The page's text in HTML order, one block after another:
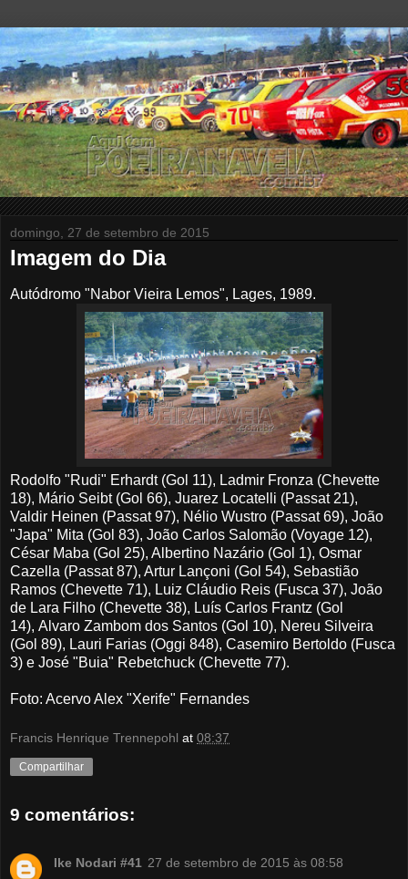
domingo, 27 de setembro de 2015
Imagem do Dia
Autódromo "Nabor Vieira Lemos", Lages, 1989.
Rodolfo "Rudi" Erhardt (Gol 11), Ladmir Fronza (Chevette
18), Mário Seibt (Gol 66), Juarez Locatelli (Passat 21),
Valdir Heinen (Passat 97), Nélio Wustro (Passat 69), João
"Japa" Mita (Gol 83), João Carlos Salomão (Voyage 12),
César Maba (Gol 25), Albertino Nazário (Gol 1), Osmar
Cazella (Passat 87), Artur Lançoni (Gol 54), Sebastião
Ramos (Chevette 71), Luiz Cláudio Reis (Fusca 37), João
de Lara Filho (Chevette 38), Luís Carlos Frantz (Gol
14), Alvaro Zambom dos Santos (Gol 10), Nereu Silveira
(Gol 89), Lauri Farias (Oggi 848), Casemiro Bertoldo (Fusca
3) e José "Buia" Rebetchuck (Chevette 77).
Foto: Acervo Alex "Xerife" Fernandes
Francis Henrique Trennepohl at 08:37
Compartilhar
9 comentários:
Ike Nodari #41 27 de setembro de 2015 às 08:58